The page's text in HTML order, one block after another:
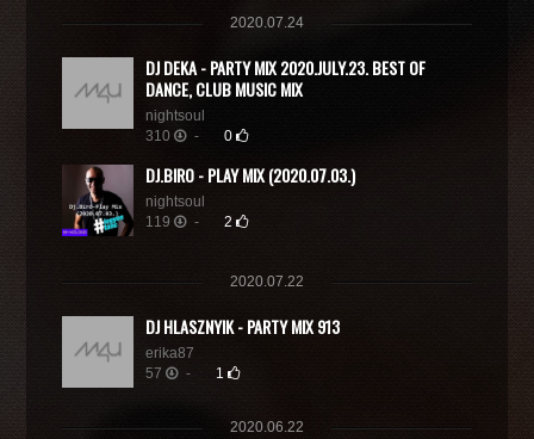
2020.07.24
DJ DEKA - PARTY MIX 2020.JULY.23. BEST OF
DANCE, CLUB MUSIC MIX
nightsoul
310
- 0
DJ.BIRO - PLAY MIX (2020.07.03.)
nightsoul
119
- 2
2020.07.22
DJ HLASZNYIK - PARTY MIX 913
erika87
57
- 1
2020.06.22